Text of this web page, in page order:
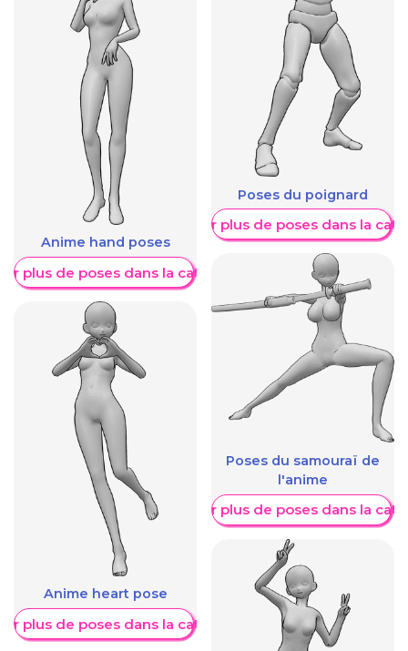
Anime hand poses
plus de poses dans la catégorie
Anime heart pose
plus de poses dans la catégorie
Poses du poignard
Afficher plus de poses dans la
Poses du samouraï de
l'anime
Afficher plus de poses dans la